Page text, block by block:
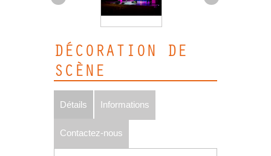
DÉCORATION DE
SCÈNE
Détails Informations
Contactez-nous